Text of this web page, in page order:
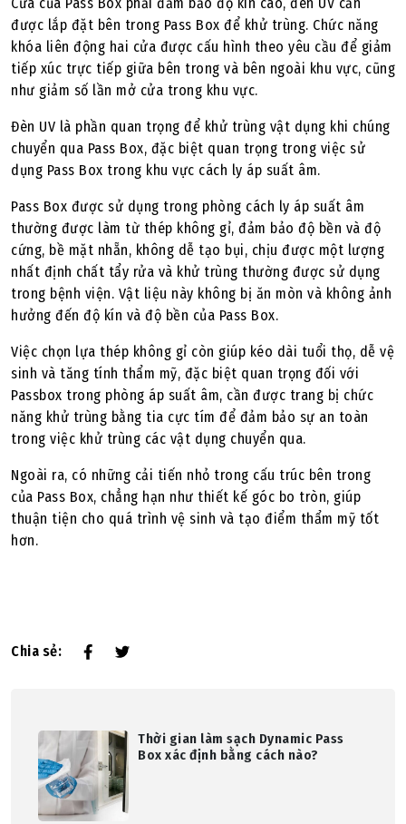
được lắp đặt bên trong Pass Box để khử trùng. Chức năng
khóa liên động hai cửa được cấu hình theo yêu cầu để giảm
tiếp xúc trực tiếp giữa bên trong và bên ngoài khu vực, cũng
như giảm số lần mở cửa trong khu vực.
Đèn UV là phần quan trọng để khử trùng vật dụng khi chúng
chuyển qua Pass Box, đặc biệt quan trọng trong việc sử
dụng Pass Box trong khu vực cách ly áp suất âm.
Pass Box được sử dụng trong phòng cách ly áp suất âm
thường được làm từ thép không gỉ, đảm bảo độ bền và độ
cứng, bề mặt nhẵn, không dễ tạo bụi, chịu được một lượng
nhất định chất tẩy rửa và khử trùng thường được sử dụng
trong bệnh viện. Vật liệu này không bị ăn mòn và không ảnh
hưởng đến độ kín và độ bền của Pass Box.
Việc chọn lựa thép không gỉ còn giúp kéo dài tuổi thọ, dễ vệ
sinh và tăng tính thẩm mỹ, đặc biệt quan trọng đối với
Passbox trong phòng áp suất âm, cần được trang bị chức
năng khử trùng bằng tia cực tím để đảm bảo sự an toàn
trong việc khử trùng các vật dụng chuyển qua.
Ngoài ra, có những cải tiến nhỏ trong cấu trúc bên trong
của Pass Box, chẳng hạn như thiết kế góc bo tròn, giúp
thuận tiện cho quá trình vệ sinh và tạo điểm thẩm mỹ tốt
hơn.
Chia sẻ:
Thời gian làm sạch Dynamic Pass
Box xác định bằng cách nào?